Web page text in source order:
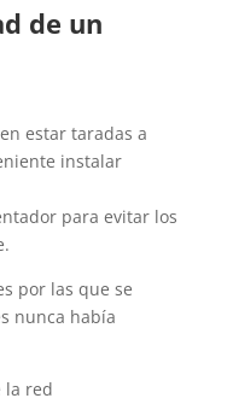
de un
estar taradas a
instalar
para evitar los
por las que se
nunca había
la red